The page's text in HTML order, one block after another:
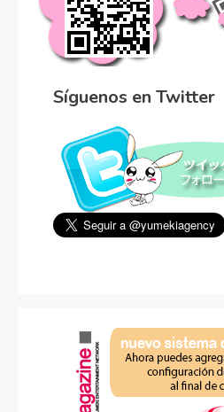
Síguenos en Twitter